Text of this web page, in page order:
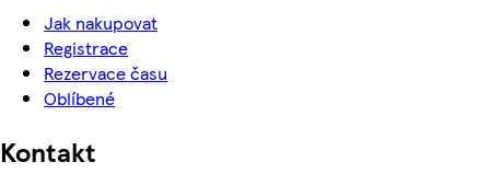
Jak nakupovat
Registrace
Rezervace času
Oblíbené
Kontakt